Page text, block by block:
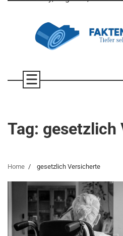
Tag: gesetzlich
Home gesetzlich Versicherte